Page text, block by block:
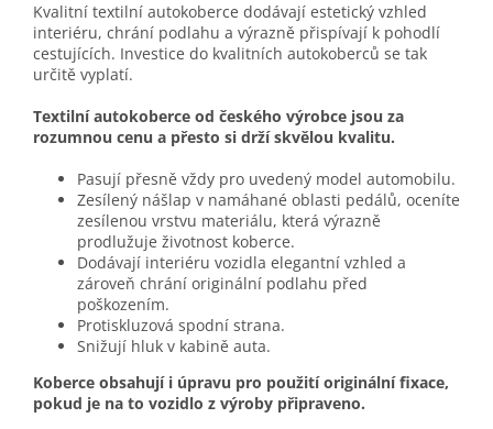
Kvalitní textilní autokoberce dodávají estetický vzhled
interiéru, chrání podlahu a výrazně přispívají k pohodlí
cestujících. Investice do kvalitních autokoberců se tak
určitě vyplatí.
Textilní autokoberce od českého výrobce jsou za
rozumnou cenu a přesto si drží skvělou kvalitu.
Pasují přesně vždy pro uvedený model automobilu.
Zesílený nášlap v namáhané oblasti pedálů, oceníte
zesílenou vrstvu materiálu, která výrazně
prodlužuje životnost koberce.
Dodávají interiéru vozidla elegantní vzhled a
zároveň chrání originální podlahu před
poškozením.
Protiskluzová spodní strana.
Snižují hluk v kabině auta.
Koberce obsahují i úpravu pro použití originální fixace,
pokud je na to vozidlo z výroby připraveno.